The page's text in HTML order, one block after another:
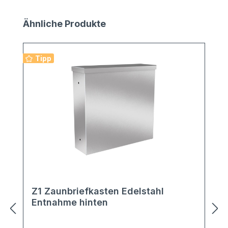
Produktgalerie überspringen
Ähnliche Produkte
Tipp
Z1 Zaunbriefkasten Edelstahl
Entnahme hinten